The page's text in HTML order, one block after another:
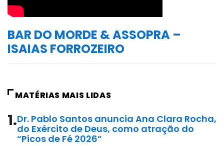
BAR DO MORDE & ASSOPRA –
ISAIAS FORROZEIRO
MATÉRIAS MAIS LIDAS
1.Dr. Pablo Santos anuncia Ana Clara Rocha,
do Exército de Deus, como atração do
“Picos de Fé 2026”